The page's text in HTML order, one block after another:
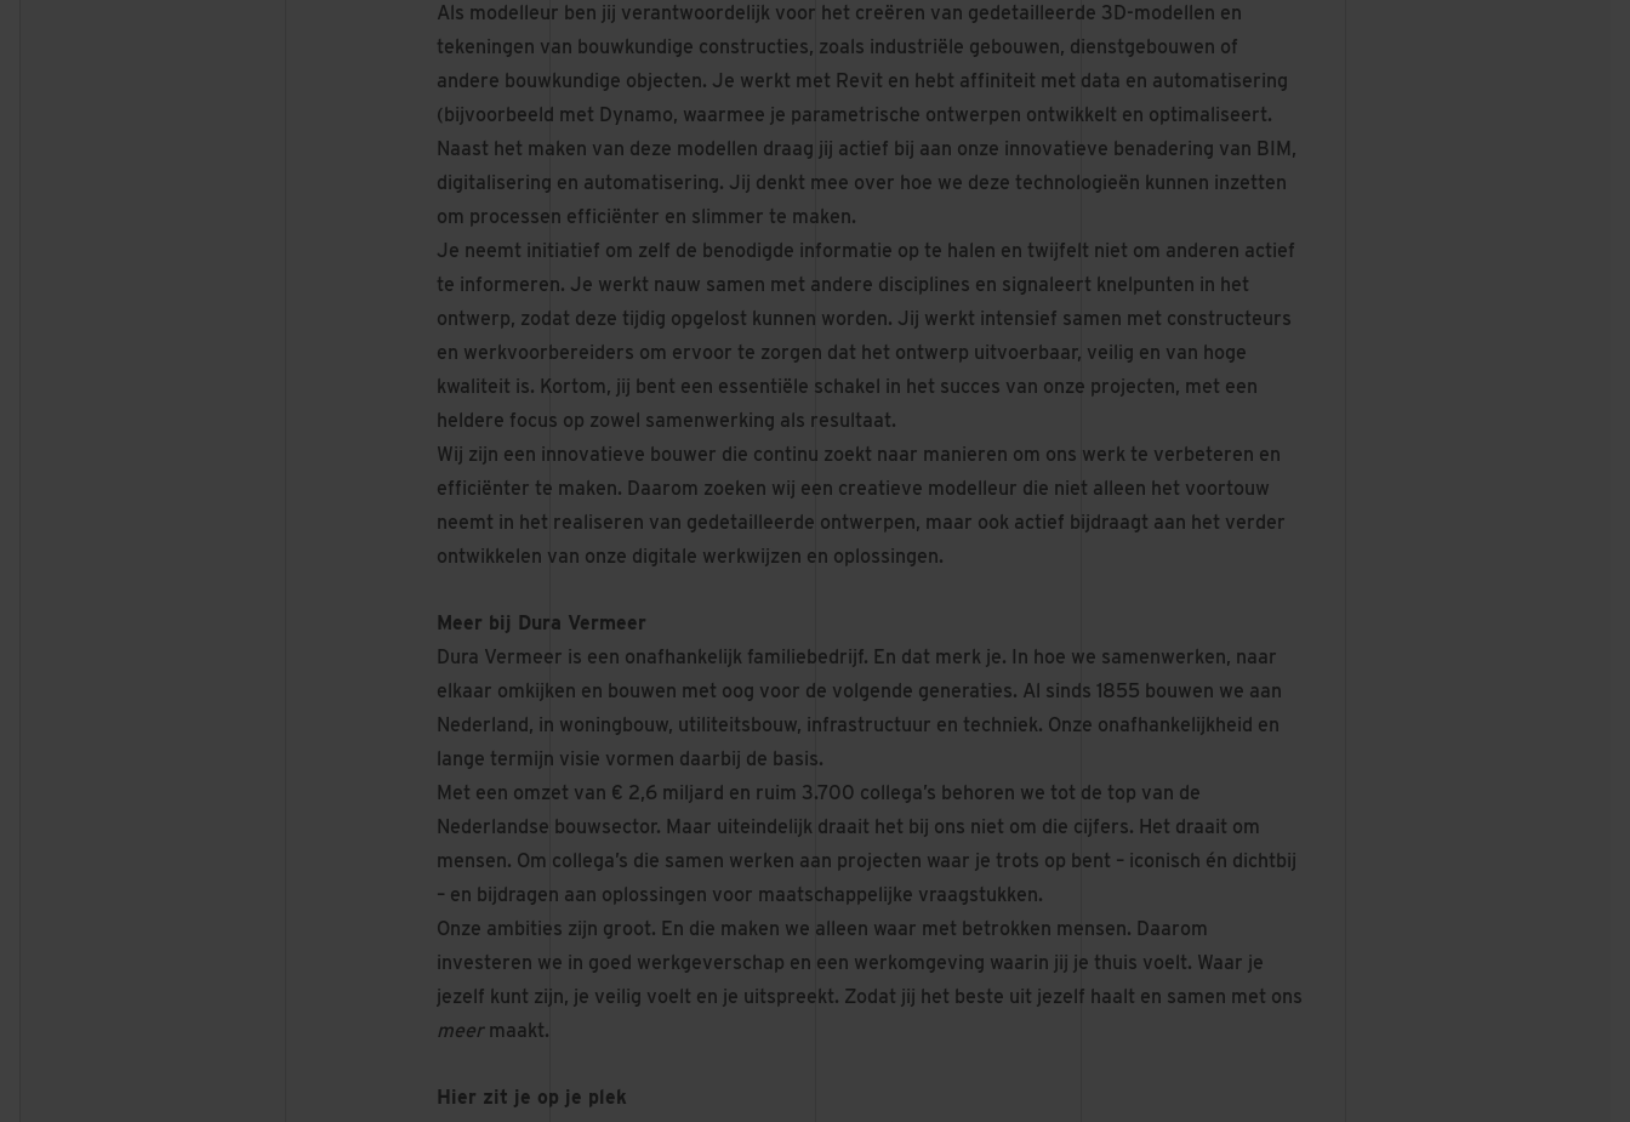
Als modelleur ben jij verantwoordelijk voor het creëren van gedetailleerde 3D-modellen en
tekeningen van bouwkundige constructies, zoals industriële gebouwen, dienstgebouwen of
andere bouwkundige objecten. Je werkt met Revit en hebt affiniteit met data en automatisering
(bijvoorbeeld met Dynamo, waarmee je parametrische ontwerpen ontwikkelt en optimaliseert.
Naast het maken van deze modellen draag jij actief bij aan onze innovatieve benadering van BIM,
digitalisering en automatisering. Jij denkt mee over hoe we deze technologieën kunnen inzetten
om processen efficiënter en slimmer te maken.
Je neemt initiatief om zelf de benodigde informatie op te halen en twijfelt niet om anderen actief
te informeren. Je werkt nauw samen met andere disciplines en signaleert knelpunten in het
ontwerp, zodat deze tijdig opgelost kunnen worden. Jij werkt intensief samen met constructeurs
en werkvoorbereiders om ervoor te zorgen dat het ontwerp uitvoerbaar, veilig en van hoge
kwaliteit is. Kortom, jij bent een essentiële schakel in het succes van onze projecten, met een
heldere focus op zowel samenwerking als resultaat.
Wij zijn een innovatieve bouwer die continu zoekt naar manieren om ons werk te verbeteren en
efficiënter te maken. Daarom zoeken wij een creatieve modelleur die niet alleen het voortouw
neemt in het realiseren van gedetailleerde ontwerpen, maar ook actief bijdraagt aan het verder
ontwikkelen van onze digitale werkwijzen en oplossingen.
Meer bij Dura Vermeer
Dura Vermeer is een onafhankelijk familiebedrijf. En dat merk je. In hoe we samenwerken, naar
elkaar omkijken en bouwen met oog voor de volgende generaties. Al sinds 1855 bouwen we aan
Nederland, in woningbouw, utiliteitsbouw, infrastructuur en techniek. Onze onafhankelijkheid en
lange termijn visie vormen daarbij de basis.
Met een omzet van € 2,6 miljard en ruim 3.700 collega’s behoren we tot de top van de
Nederlandse bouwsector. Maar uiteindelijk draait het bij ons niet om die cijfers. Het draait om
mensen. Om collega’s die samen werken aan projecten waar je trots op bent – iconisch én dichtbij
– en bijdragen aan oplossingen voor maatschappelijke vraagstukken.
Onze ambities zijn groot. En die maken we alleen waar met betrokken mensen. Daarom
investeren we in goed werkgeverschap en een werkomgeving waarin jij je thuis voelt. Waar je
jezelf kunt zijn, je veilig voelt en je uitspreekt. Zodat jij het beste uit jezelf haalt en samen met ons
meermaakt.
Hier zit je op je plek